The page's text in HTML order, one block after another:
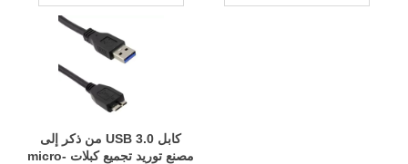
كابل USB 3.0 من ذكر إلى
مصنع توريد تجميع كبلات micro-